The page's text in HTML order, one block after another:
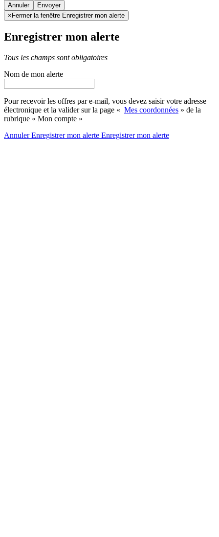
Annuler
× Fermer la fenêtre Enregistrer mon alerte
Enregistrer mon alerte
Tous les champs sont obligatoires
Nom de mon alerte
Pour recevoir les offres par e-mail, vous devez saisir votre adresse
électronique et la valider sur la page « Mes coordonnées » de la
rubrique « Mon compte »
AnnulerEnregistrer mon alerte Enregistrermon alerte